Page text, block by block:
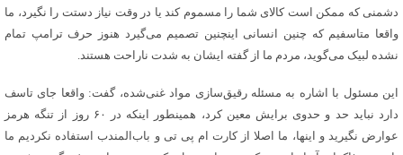
دشمنی که ممکن است کالای شما را مسموم کند یا در وقت نیاز دستت را نگیرد، ما
واقعا متاسفیم که چنین انسانی اینچنین تصمیم می‌گیرد هنوز حرف ترامپ تمام
نشده لبیک می‌گوید، مردم ما از گفته ایشان به شدت ناراحت هستند.
این مسئول با اشاره به مسئله رقیق‌سازی مواد غنی‌شده، گفت: واقعا جای تاسف
دارد نباید حد و حدوی برایش معین کرد، همینطور اینکه در ۶۰ روز از تنگه هرمز
عوارض نگیرید و اینها، ما اصلا از کارت ام پی تی و باب‌المندب استفاده نکردیم ما